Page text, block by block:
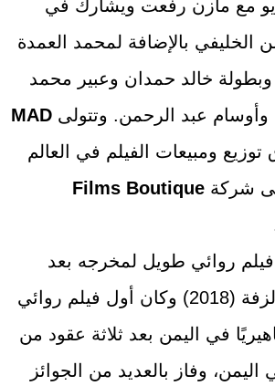
مع مازن رفعت ويشارك في
الخليفي بالإضافة لمحمد العمدة
وبطولة خالد حمدان وعبير محمد
عبد الرحمن. وتتولى MAD
ومبيعات الفيلم في العالم
شركة Films Boutique
فيلم روائي طويل لمخرجه بعد
عشرة أيام قبل الزفة (2018) وكان أول فيلم روائي
في اليمن بعد ثلاثة عقود من
اليمن، وفاز بالعديد من الجوائز